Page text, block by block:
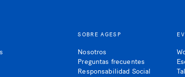
SOBRE AGESP
Nosotros
Preguntas frecuentes
Responsabilidad Social